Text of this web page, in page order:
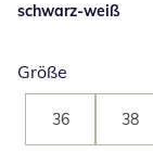
schwarz-weiß
Größe
36 38